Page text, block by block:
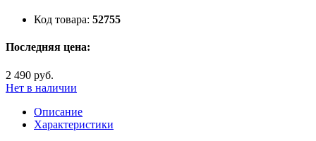
Код товара: 52755
Последняя цена:
2 490 руб.
Нет в наличии
Описание
Характеристики